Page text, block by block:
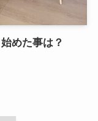
めた事は？